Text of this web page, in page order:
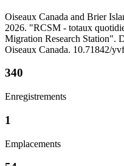
Oiseaux Canada and Brier
2026. "RCSM - totaux
Migration Research Station".
Oiseaux Canada. 10.71842/
340
Enregistrements
1
Emplacements